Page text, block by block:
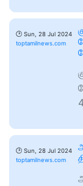
🕑 Sun, 28 Jul 2024
toptamilnews.com
🕑 Sun, 28 Jul 2024
toptamilnews.com